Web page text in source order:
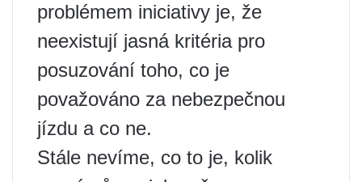
problémem iniciativy je, že
neexistují jasná kritéria pro
posuzování toho, co je
považováno za nebezpečnou
jízdu a co ne.
Stále nevíme, co to je, kolik